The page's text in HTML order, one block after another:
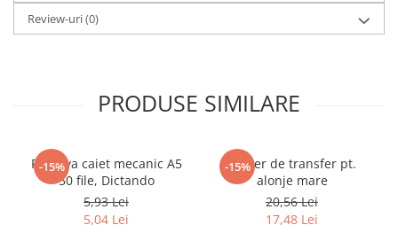
Review-uri(0)
PRODUSE SIMILARE
-15%
Rezerva caiet mecanic A5
50 file, Dictando
5,93 Lei
5,04 Lei
-15%
Maner de transfer pt.
alonje mare
20,56 Lei
17,48 Lei